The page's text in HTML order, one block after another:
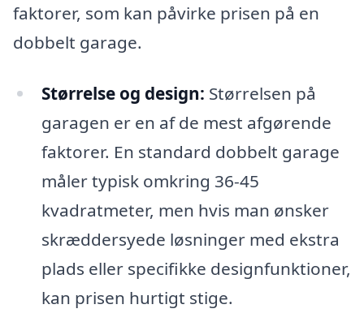
faktorer, som kan påvirke prisen på en
dobbelt garage.
Størrelse og design: Størrelsen på
garagen er en af de mest afgørende
faktorer. En standard dobbelt garage
måler typisk omkring 36-45
kvadratmeter, men hvis man ønsker
skræddersyede løsninger med ekstra
plads eller specifikke designfunktioner,
kan prisen hurtigt stige.